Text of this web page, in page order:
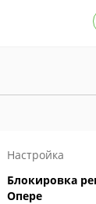
Настройка
Блокировка
Опере